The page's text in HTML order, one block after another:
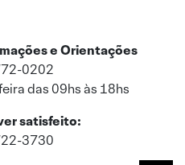
e Orientações
0202
das 09hs às 18hs
satisfeito:
3730